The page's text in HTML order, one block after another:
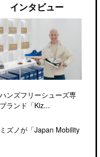
インタビュー
ハンズフリーシューズ専
ランド「Kiz...
ミズノが「Japan Mobility